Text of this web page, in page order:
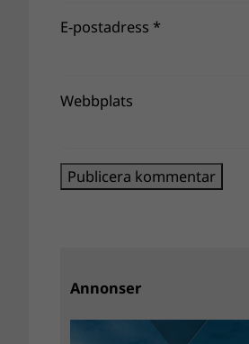
E-postadress *
Webbplats
Annonser